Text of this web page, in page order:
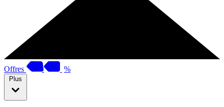
Offres %
Plus